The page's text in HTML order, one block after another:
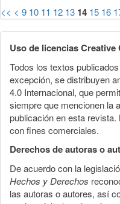
<< < 9 10 11 12 13 14 15 16
Uso de licencias Creative
Todos los textos
excepción, se distribuyen
4.0 Internacional, que
siempre que mencionen la
publicación en esta
con fines comerciales.
Derechos de autoras o
De acuerdo con la
Hechos y Derechos
las autoras o autores, así